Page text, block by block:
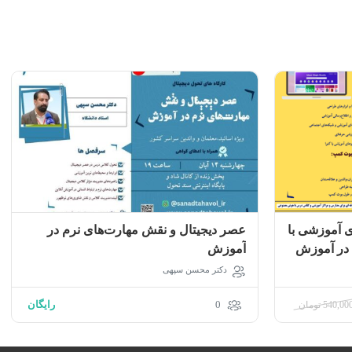
آموزشی با
در آموزش
تومان
عصر دیجیتال و نقش مهارت‌های نرم در
آموزش
دکتر محسن سپهی
0 رایگان